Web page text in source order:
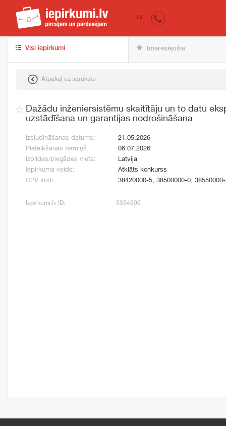
iepirkumi.lv
LV
Visi iepirkumi Interesējošie
Atpakaļ uz sarakstu
Dažādu inženiersistēmu skaitītāju un to datu
uzstādīšana un garantijas nodrošināšana
Izsludināšanas datums:
21.05.2026
Pieteikšanās termiņš:
06.07.2026
Izpildes/piegādes vieta:
Latvija
Iepirkuma veids:
Atklāts konkurss
CPV kodi:
38420000-5, 38500000-0,
Iepirkumi.lv ID: 5394306